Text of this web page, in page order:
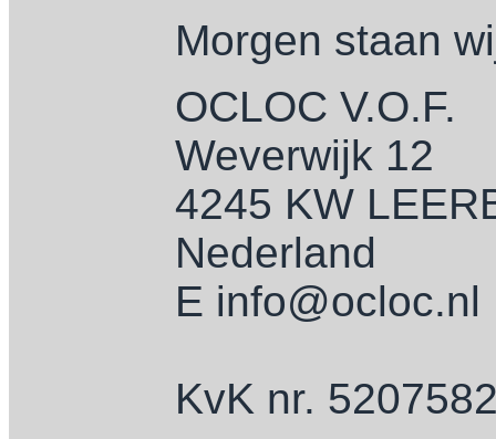
Morgen staan
OCLOC V.O.F.
Weverwijk 12
4245 KW
Nederland
E info@ocloc.nl
KvK nr.